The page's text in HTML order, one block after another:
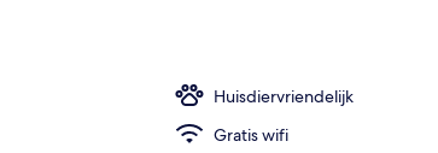
Huisdiervriendelijk
Gratis wifi